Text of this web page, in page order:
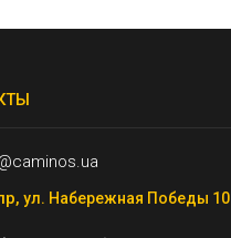
ул. Набережная Победы 10